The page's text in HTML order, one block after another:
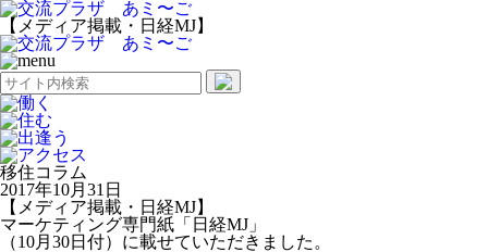
【メディア掲載・日経MJ】
働く
住む
出逢う
アクセス
移住コラム
2017年10月31日
【メディア掲載・日経MJ】
マーケティング専門紙「日経MJ」
（10月30日付）に載せていただきました。